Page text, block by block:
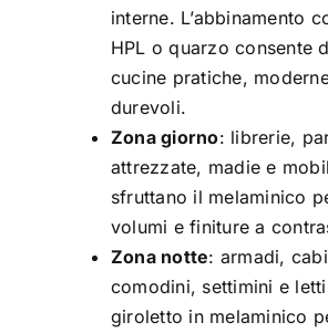
interne. L’abbinamento
HPL o quarzo consente
cucine pratiche,
durevoli.
Zona giorno: librerie,
attrezzate, madie e
sfruttano il melaminico
volumi e finiture a
Zona notte: armadi,
comodini, settimini e
giroletto in melaminico